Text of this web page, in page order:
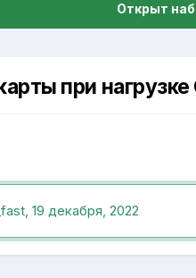
Открыт
при нагрузке
19 декабря, 2022